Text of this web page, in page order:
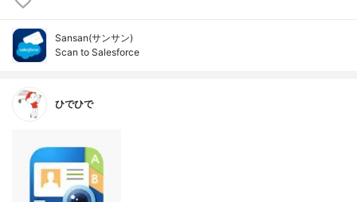
Sansan(サンサン)
Scan to Salesforce
ひでひで